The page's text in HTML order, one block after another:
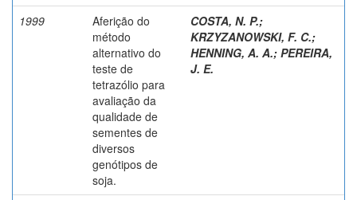
1999
Aferição do
método
alternativo do
teste de
tetrazólio para
avaliação da
qualidade de
sementes de
diversos
genótipos de
soja.
COSTA, N. P.;
KRZYZANOWSKI, F. C.;
HENNING, A. A.; PEREIRA,
J. E.